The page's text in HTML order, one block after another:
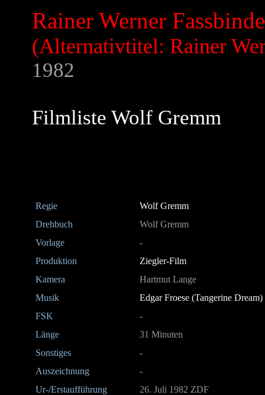
Rainer Werner
(Alternativtitel: Rainer
1982
Filmliste Wolf Gremm
Regie
Wolf Gremm
Drehbuch
Wolf Gremm
Vorlage
-
Produktion
Ziegler-Film
Kamera
Hartmut Lange
Musik
Edgar Froese (Tangerine Dream)
FSK
-
Länge
31 Minuten
Sonstiges
-
Auszeichnung
-
Ur-/Erstaufführung
26. Juli 1982 ZDF